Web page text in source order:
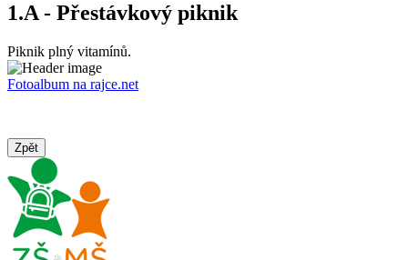
1.A - Přestávkový piknik
Piknik plný vitamínů.
Fotoalbum na rajce.net
Zpět